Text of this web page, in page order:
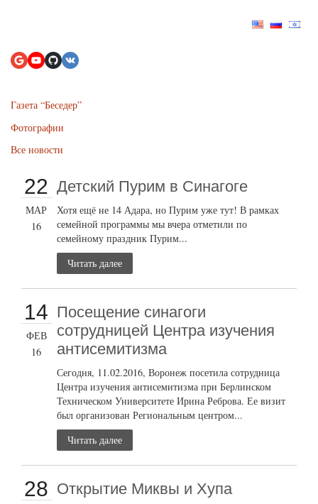
Газета “Беседер”
Фотографии
Все новости
22
МАР
16
Детский Пурим в Синагоге
Хотя ещё не 14 Адара, но Пурим уже тут! В рамках
семейной программы мы вчера отметили по
семейному праздник Пурим...
Читать далее
14
ФЕВ
16
Посещение синагоги
сотрудницей Центра изучения
антисемитизма
Сегодня, 11.02.2016, Воронеж посетила сотрудница
Центра изучения антисемитизма при Берлинском
Техническом Университете Ирина Реброва. Ее визит
был организован Региональным центром...
Читать далее
28 Открытие Миквы и Хупа